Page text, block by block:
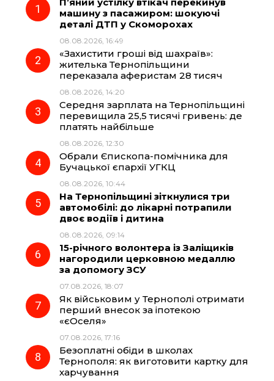
e
o
k
e
g
r
a
m
t
машину з пасажиром: шокуючі
деталі ДТП у Скоморохах
08.08.2026, 16:49
«Захистити гроші від шахраїв»:
жителька Тернопільщини
переказала аферистам 28 тисяч
08.08.2026, 14:20
Середня зарплата на Тернопільщині
перевищила 25,5 тисячі гривень: де
платять найбільше
08.08.2026, 12:30
Обрали Єпископа-помічника для
Бучацької єпархії УГКЦ
08.08.2026, 10:44
На Тернопільщині зіткнулися три
автомобілі: до лікарні потрапили
двоє водіїв і дитина
08.08.2026, 09:14
15-річного волонтера із Заліщиків
нагородили церковною медаллю
за допомогу ЗСУ
07.08.2026, 18:07
Як військовим у Тернополі отримати
перший внесок за іпотекою
«єОселя»
07.08.2026, 17:16
Безоплатні обіди в школах
Тернополя: як виготовити картку для
харчування